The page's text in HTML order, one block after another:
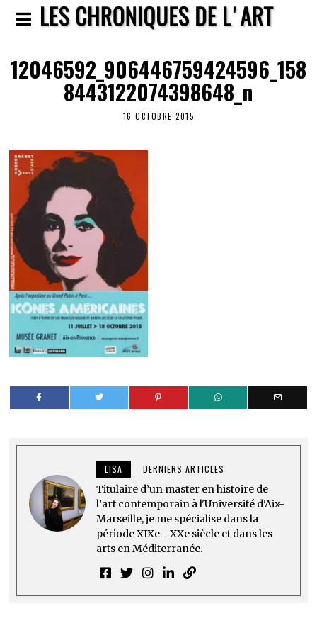
12046592_906446759424596_158
8443122074398648_n
16 OCTOBRE 2015
LISA DERNIERS ARTICLES
Titulaire d’un master en histoire de
l’art contemporain à l'Université d'Aix-
Marseille, je me spécialise dans la
période XIXe - XXe siècle et dans les
arts en Méditerranée.